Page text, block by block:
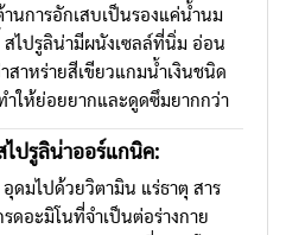
นการอักเสบเป็นรองแค่น้ำนม
ไปรูลิน่ามีผนังเซลล์ที่นิ่ม อ่อน
สาหร่ายสีเขียวแกมน้ำเงินชนิด
ำให้ย่อยยากและดูดซึมยากกว่า
ไปรูลิน่าออร์แกนิค:
ดมไปด้วยวิตามิน แร่ธาตุ สาร
ดอะมิโนที่จำเป็นต่อร่างกาย